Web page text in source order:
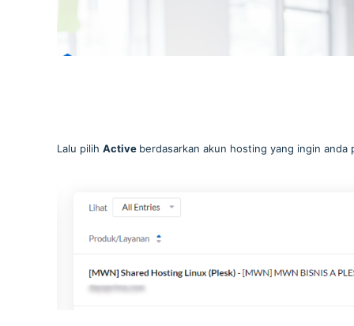
Lalu pilih Active berdasarkan akun hosting yang ingin anda